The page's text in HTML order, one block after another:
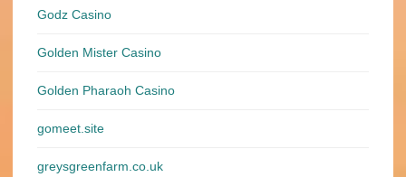
Godz Casino
Golden Mister Casino
Golden Pharaoh Casino
gomeet.site
greysgreenfarm.co.uk